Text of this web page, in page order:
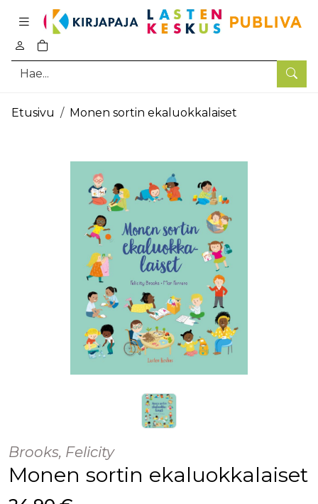
Hae
0
tuotetta ostoskorissa
Pääsisältö
Etusivu Monen sortin ekaluokkalaiset
Brooks, Felicity
Monen sortin ekaluokkalaiset